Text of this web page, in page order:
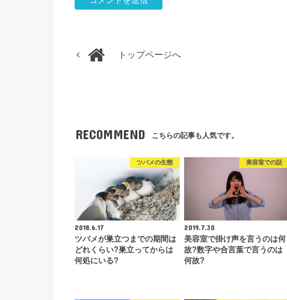
トップページへ
RECOMMEND こちらの記事も人気です。
ツバメの生態
2018.6.17
ツバメが巣立つまでの期間は
どれくらい?巣立ってからは
何処にいる?
美容室での話
2019.7.30
美容室で掛け声を言うのは何
故?数字や合言葉で言うのは
何故?